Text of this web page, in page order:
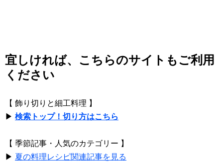
宜しければ、こちらのサイトもご利用
ください
【 飾り切りと細工料理 】
▶ 検索トップ！切り方はこちら
【 季節記事・人気のカテゴリー 】
▶ 夏の料理レシピ関連記事を見る